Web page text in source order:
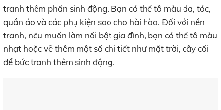
tranh thêm phần sinh động. Bạn có thể tô màu da, tóc,
quần áo và các phụ kiện sao cho hài hòa. Đối với nền
tranh, nếu muốn làm nổi bật gia đình, bạn có thể tô màu
nhạt hoặc vẽ thêm một số chi tiết như mặt trời, cây cối
để bức tranh thêm sinh động.